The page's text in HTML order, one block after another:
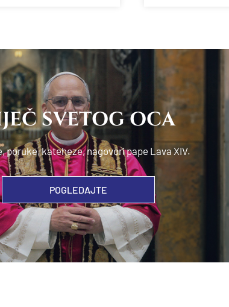
SVETOG OCA
poruke, kateheze, nagovori pape Lava XIV.
POGLEDAJTE